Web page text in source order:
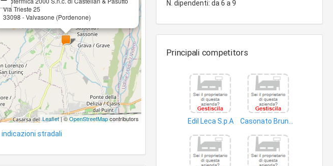
Via Trieste 25
33098 - Valvasone (Pordenone)
Leaflet| ©OpenStreetMapcontributors
indicazioni stradali
N. dipendenti: da 6 a 9
Principali competitors
Edil Leca S.p.A